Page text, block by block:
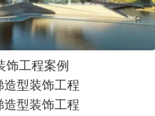
饰工程案例
型装饰工程
型装饰工程